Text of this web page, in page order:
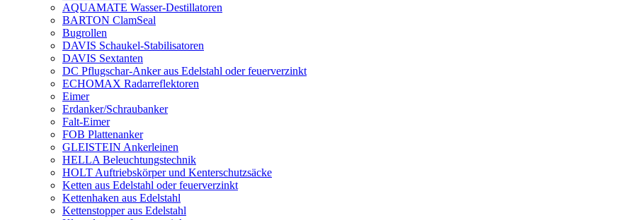
AQUAMATE Wasser-Destillatoren
BARTON ClamSeal
Bugrollen
DAVIS Schaukel-Stabilisatoren
DAVIS Sextanten
DC Pflugschar-Anker aus Edelstahl oder feuerverzinkt
ECHOMAX Radarreflektoren
Eimer
Erdanker/Schraubanker
Falt-Eimer
FOB Plattenanker
GLEISTEIN Ankerleinen
HELLA Beleuchtungstechnik
HOLT Auftriebskörper und Kenterschutzsäcke
Ketten aus Edelstahl oder feuerverzinkt
Kettenhaken aus Edelstahl
Kettenstopper aus Edelstahl